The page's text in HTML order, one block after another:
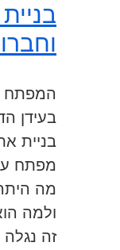
המפתח
בעידן
בניית
מפתח
מה
ולמה
זה